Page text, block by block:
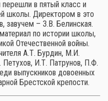
в пятый класс и
школы. Директором в это
завучем – З.В. Белинская.
по истории школы,
Отечественной войны.
А.Т. Бурдин, М.И.
И.Т. Патрунов, П.Ф.
выпускников довоенных
Брестской крепости.